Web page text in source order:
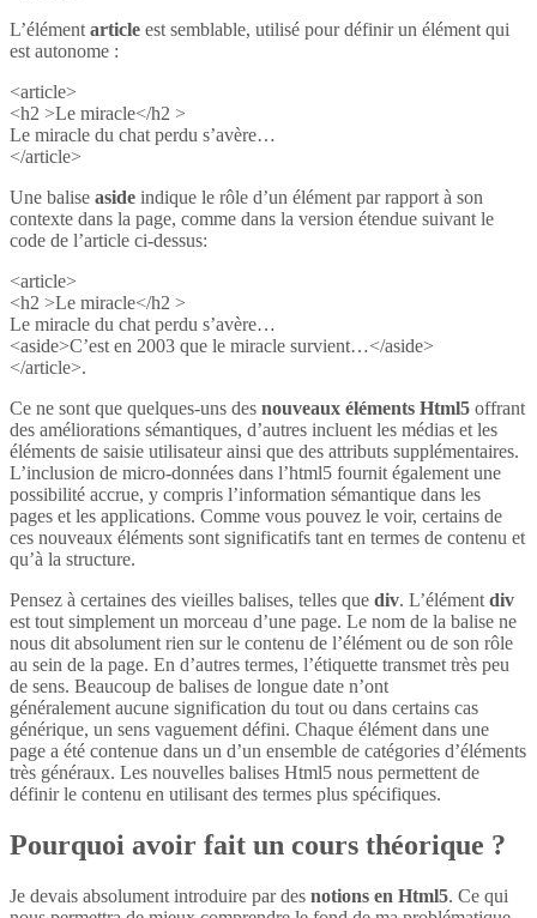
L’élément article est semblable, utilisé pour définir un élément qui
est autonome :
<article>
<h2 >Le miracle</h2 >
Le miracle du chat perdu s’avère…
</article>
Une balise aside indique le rôle d’un élément par rapport à son
contexte dans la page, comme dans la version étendue suivant le
code de l’article ci-dessus:
<article>
<h2 >Le miracle</h2 >
Le miracle du chat perdu s’avère…
<aside>C’est en 2003 que le miracle survient…</aside>
</article>.
Ce ne sont que quelques-uns des nouveaux éléments Html5 offrant
des améliorations sémantiques, d’autres incluent les médias et les
éléments de saisie utilisateur ainsi que des attributs supplémentaires.
L’inclusion de micro-données dans l’html5 fournit également une
possibilité accrue, y compris l’information sémantique dans les
pages et les applications. Comme vous pouvez le voir, certains de
ces nouveaux éléments sont significatifs tant en termes de contenu et
qu’à la structure.
Pensez à certaines des vieilles balises, telles que div. L’élément div
est tout simplement un morceau d’une page. Le nom de la balise ne
nous dit absolument rien sur le contenu de l’élément ou de son rôle
au sein de la page. En d’autres termes, l’étiquette transmet très peu
de sens. Beaucoup de balises de longue date n’ont
généralement aucune signification du tout ou dans certains cas
générique, un sens vaguement défini. Chaque élément dans une
page a été contenue dans un d’un ensemble de catégories d’éléments
très généraux. Les nouvelles balises Html5 nous permettent de
définir le contenu en utilisant des termes plus spécifiques.
Pourquoi avoir fait un cours théorique ?
Je devais absolument introduire par des notions en Html5. Ce qui